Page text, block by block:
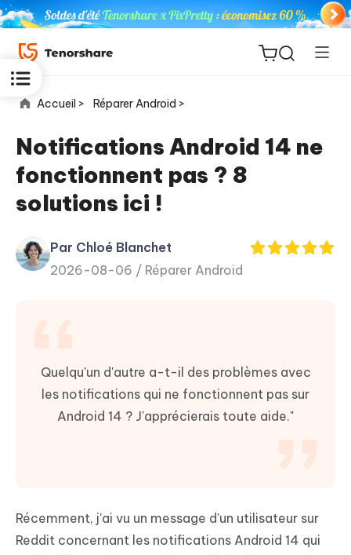
ReiBoot
for iOS
PDNob
PDF
New
Accueil > Réparer Android >
Notifications Android 14 ne
fonctionnent pas ? 8
solutions ici !
Par Chloé Blanchet
2026-08-06 / Réparer Android
Quelqu'un d'autre a-t-il des problèmes avec
les notifications qui ne fonctionnent pas sur
Android 14 ? J'apprécierais toute aide."
Récemment, j'ai vu un message d'un utilisateur sur
Reddit concernant les notifications Android 14 qui